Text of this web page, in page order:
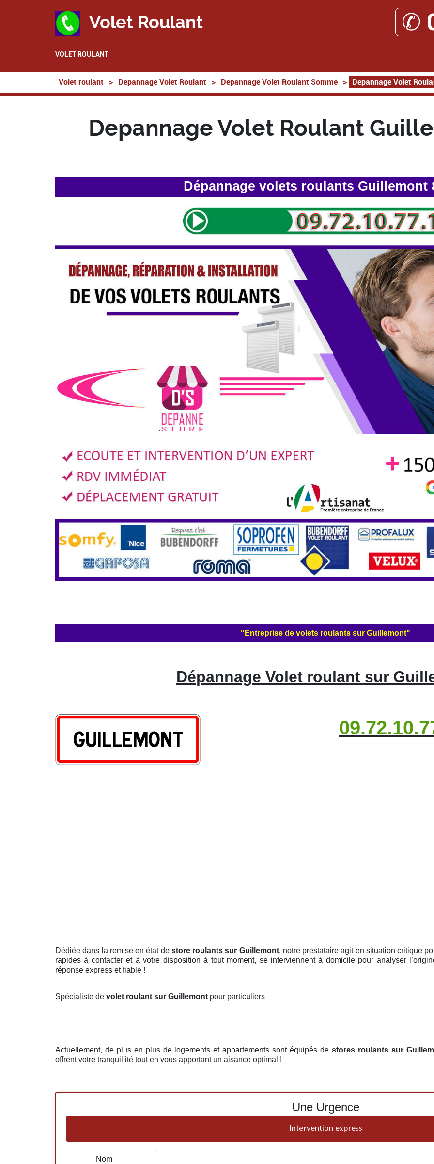
Volet Roulant ✆
VOLET ROULANT
Volet roulant > Depannage Volet Roulant > Depannage Volet Roulant Somme > Depannage Volet
Depannage Volet Roulant
Dépannage volets roulants Guillemont
"Entreprise de volets roulants sur Guillemont"
Dépannage Volet roulant sur
Dédiée dans la remise en état de store roulants sur Guillemont, notre prestataire agit en situation critique
rapides à contacter et à votre disposition à tout moment, se interviennent à domicile pour analyser
réponse express et fiable !
Spécialiste de volet roulant sur Guillemont pour particuliers
Actuellement, de plus en plus de logements et appartements sont équipés de stores roulants sur
offrent votre tranquillité tout en vous apportant un aisance optimal !
Une Urgence
Intervention express
Nom